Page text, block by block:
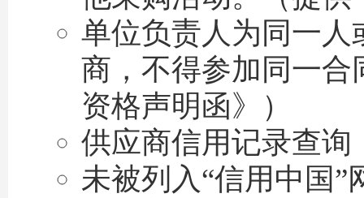
单位负责人为同一
商，不得参加同一
资格声明函》）
供应商信用记录查询
未被列入“信用中国”